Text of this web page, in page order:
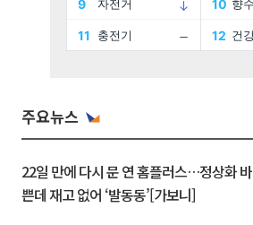
주요뉴스
22일 만에 다시 문 연 홈플러스…정상화 바
쁜데 재고 없어 ‘발동동’[가보니]